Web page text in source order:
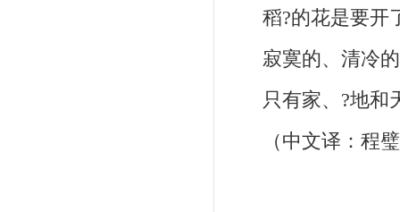
稻?的花是要开
寂寞的、清冷的,
只有家、?地和
（中文译：程